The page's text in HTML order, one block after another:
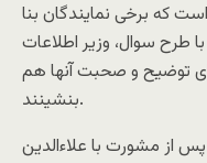
که برخی نمایندگان بنا
طرح سوال، وزیر اطلاعات
توضیح و صحبت آنها هم
بنشینند.
از مشورت با علاء‏الدین